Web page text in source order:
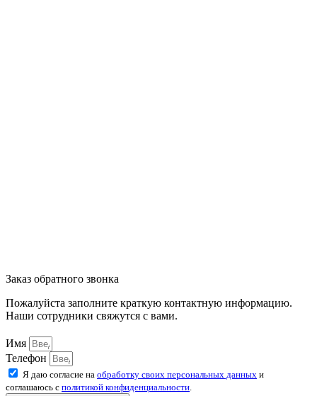
Заказ обратного звонка
Пожалуйста заполните краткую контактную информацию.
Наши сотрудники свяжутся с вами.
Имя
Телефон
Я даю согласие на обработку своих персональных данных и
соглашаюсь с политикой конфиденциальности